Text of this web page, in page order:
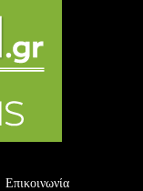
Επικοινωνία